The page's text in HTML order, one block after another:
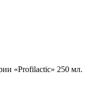
«Profilactic» 250 мл.